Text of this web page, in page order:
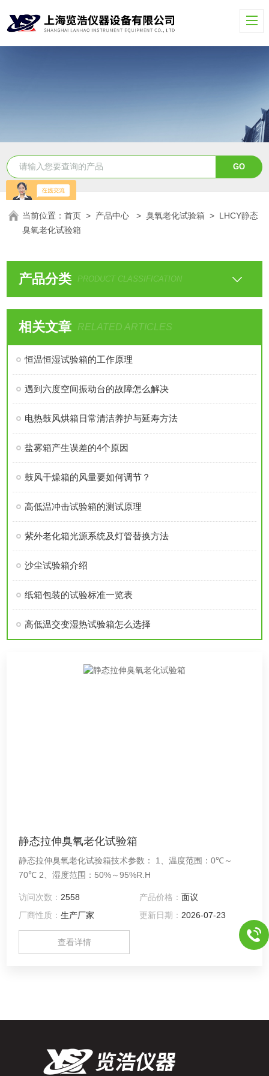
当前位置：首页 > 产品中心 >臭氧老化试验箱 > LHCY静态
臭氧老化试验箱
产品分类 PRODUCT CLASSIFICATION
相关文章 RELATED ARTICLES
恒温恒湿试验箱的工作原理
遇到六度空间振动台的故障怎么解决
电热鼓风烘箱日常清洁养护与延寿方法
盐雾箱产生误差的4个原因
鼓风干燥箱的风量要如何调节？
高低温冲击试验箱的测试原理
紫外老化箱光源系统及灯管替换方法
沙尘试验箱介绍
纸箱包装的试验标准一览表
高低温交变湿热试验箱怎么选择
静态拉伸臭氧老化试验箱
静态拉伸臭氧老化试验箱技术参数： 1、温度范围：0℃～
70℃ 2、湿度范围：50%～95%R.H
访问次数： 2558 产品价格： 面议
厂商性质：生产厂家 更新日期： 2026-07-23
查看详情